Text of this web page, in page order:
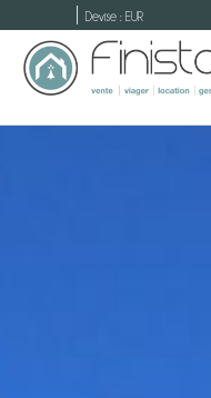
Devise : EUR